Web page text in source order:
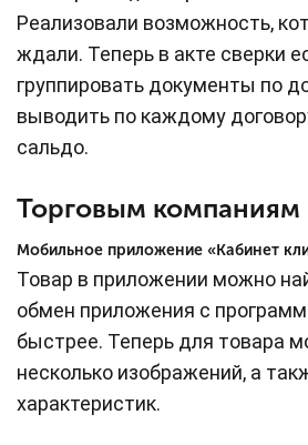
Реализовали возможность,
ждали. Теперь в акте сверки
группировать документы по
выводить по каждому
сальдо.
Торговым компаниям
Мобильное приложение «Кабинет
Товар в приложении можно
обмен приложения с
быстрее. Теперь для товара
несколько изображений, а
характеристик.